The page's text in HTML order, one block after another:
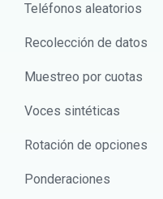
Teléfonos aleatorios
Recolección de datos
Muestreo por cuotas
Voces sintéticas
Rotación de opciones
Ponderaciones